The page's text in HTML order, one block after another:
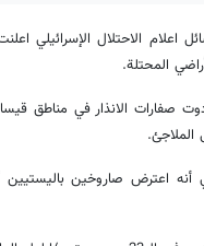
اعلام الاحتلال الإسرائيلي
المحتلة.
صفارات الانذار في مناطق
الملاجئ.
أنه اعترض صاروخين